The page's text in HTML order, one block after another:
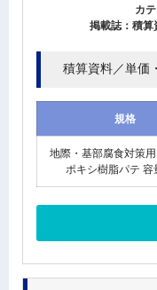
カ
掲載誌：積算
積算資料／単価
規格
地際・基部腐食対策
ポキシ樹脂パテ 容